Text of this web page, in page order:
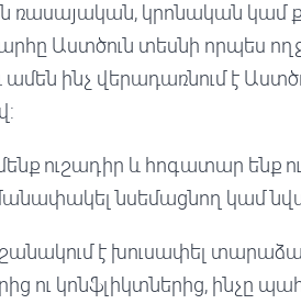
ռասայական, կրոնական
Աստծուն տեսնի որպես
ամեն ինչ վերադառնում է
ուշադիր և հոգատար ենք
նսեմացնող կամ
է խուսափել
ու կոնֆլիկտներից, ինչը